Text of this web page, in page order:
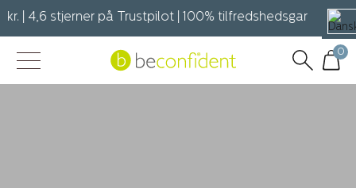
| 4,6 stjerner på Trustpilot | 100% tilfredshedsgaranti
0